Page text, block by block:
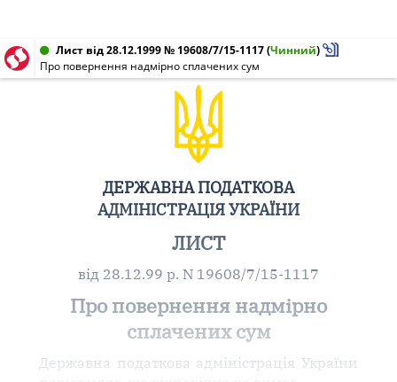
Лист від 28.12.1999 № 19608/7/15-1117(Чинний)
Про повернення надмірно сплачених сум
ДЕРЖАВНА ПОДАТКОВА
АДМІНІСТРАЦІЯ УКРАЇНИ
ЛИСТ
від 28.12.99 р. N 19608/7/15-1117
Про повернення надмірно
сплачених сум
Державна податкова адміністрація України